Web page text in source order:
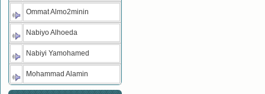
Ommat Almo2minin
Nabiyo Alhoeda
Nabiyi Yamohamed
Mohammad Alamin